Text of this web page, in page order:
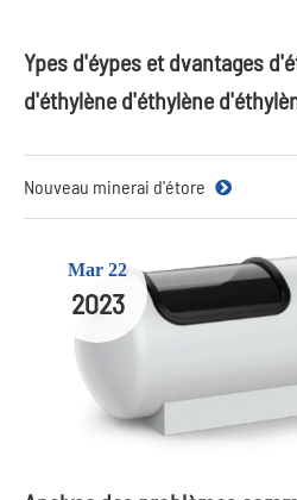
Ypes d'éypes et dvantages
d'éthylène d'éthylène
Nouveau minerai d'étore
Mar 22
2023